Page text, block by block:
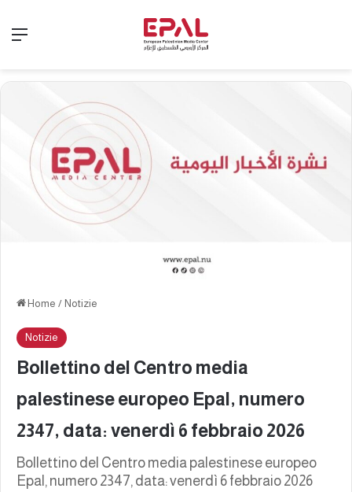
Home / Notizie
Notizie
Bollettino del Centro media
palestinese europeo Epal, numero
2347, data: venerdì 6 febbraio 2026
Bollettino del Centro media palestinese europeo
Epal, numero 2347, data: venerdì 6 febbraio 2026